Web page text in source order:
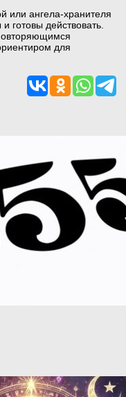
или ангела-хранителя
готовы действовать.
для